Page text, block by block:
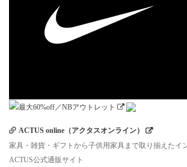
ACTUS online（アクタスオンライン）
家具・雑貨・ギフトから子供用家具まで取り揃えたイ
ACTUS公式通販サイト